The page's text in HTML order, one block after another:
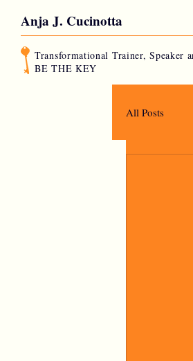
Anja J. Cucinotta
Transformational Trainer, Speaker
BE THE KEY
All Posts